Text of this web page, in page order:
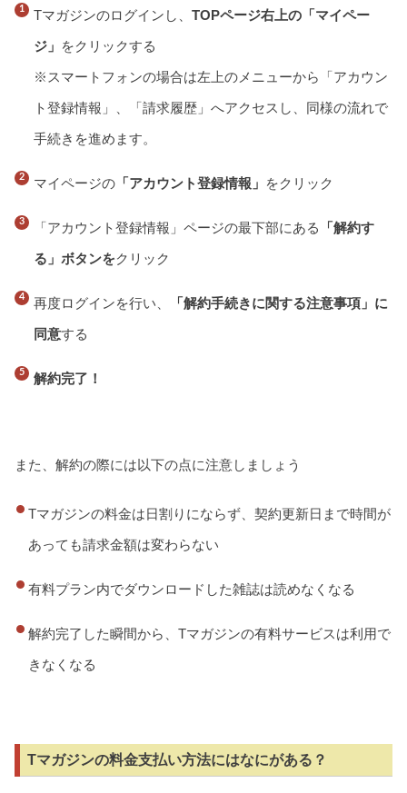
Tマガジンのログインし、TOPページ右上の「マイペー
ジ」 をクリックする
※スマートフォンの場合は左上のメニューから「アカウン
ト登録情報」、「請求履歴」へアクセスし、同様の流れで
手続きを進めます。
マイページの 「アカウント登録情報」 をクリック
「アカウント登録情報」ページの最下部にある
「解約す
る」ボタンをクリック
再度ログインを行い、
「解約手続きに関する注意事項」に
同意する
解約完了！
また、解約の際には以下の点に注意しましょう
Tマガジンの料金は日割りにならず、契約更新日まで時間が
あっても請求金額は変わらない
有料プラン内でダウンロードした雑誌は読めなくなる
解約完了した瞬間から、Tマガジンの有料サービスは利用で
きなくなる
Tマガジンの料金支払い方法にはなにがある？